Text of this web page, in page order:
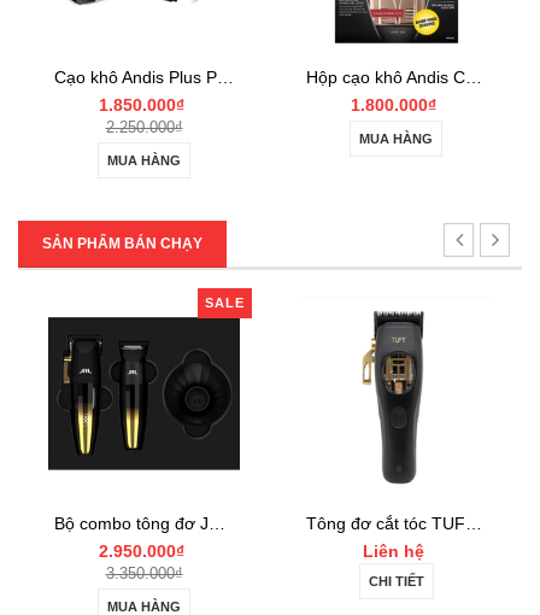
1.850.000₫
2.250.000₫
MUA HÀNG
1.800.000₫
MUA HÀNG
SẢN PHẨM BÁN CHẠY
SALE
2.950.000₫
3.350.000₫
MUA HÀNG
Liên hệ
CHI TIẾT